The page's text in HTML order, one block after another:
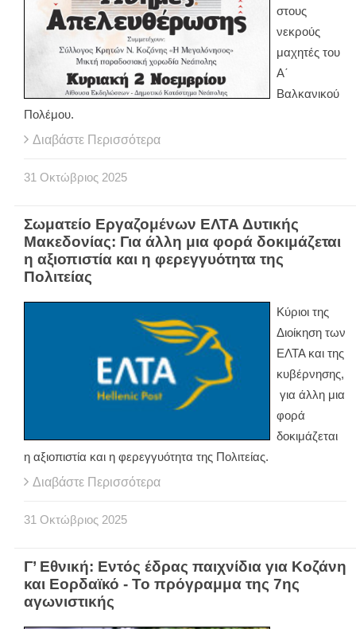
στους
νεκρούς
μαχητές του
Α΄
Βαλκανικού
Πολέμου.
Διαβάστε Περισσότερα
31 Οκτώβριος 2025
Σωματείο Εργαζομένων ΕΛΤΑ Δυτικής
Μακεδονίας: Για άλλη μια φορά δοκιμάζεται
η αξιοπιστία και η φερεγγυότητα της
Πολιτείας
Κύριοι της
Διοίκηση των
ΕΛΤΑ και της
κυβέρνησης,
για άλλη μια
φορά
δοκιμάζεται
η αξιοπιστία και η φερεγγυότητα της Πολιτείας.
Διαβάστε Περισσότερα
31 Οκτώβριος 2025
Γ’ Εθνική: Εντός έδρας παιχνίδια για Κοζάνη
και Εορδαϊκό - Το πρόγραμμα της 7ης
αγωνιστικής